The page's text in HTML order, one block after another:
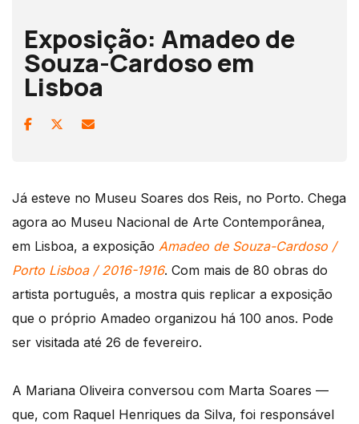
Exposição: Amadeo de
Souza-Cardoso em
Lisboa
Já esteve no Museu Soares dos Reis, no Porto. Chega
agora ao Museu Nacional de Arte Contemporânea,
em Lisboa, a exposição Amadeo de Souza-Cardoso /
Porto Lisboa / 2016-1916. Com mais de 80 obras do
artista português, a mostra quis replicar a exposição
que o próprio Amadeo organizou há 100 anos. Pode
ser visitada até 26 de fevereiro.
A Mariana Oliveira conversou com Marta Soares —
que, com Raquel Henriques da Silva, foi responsável